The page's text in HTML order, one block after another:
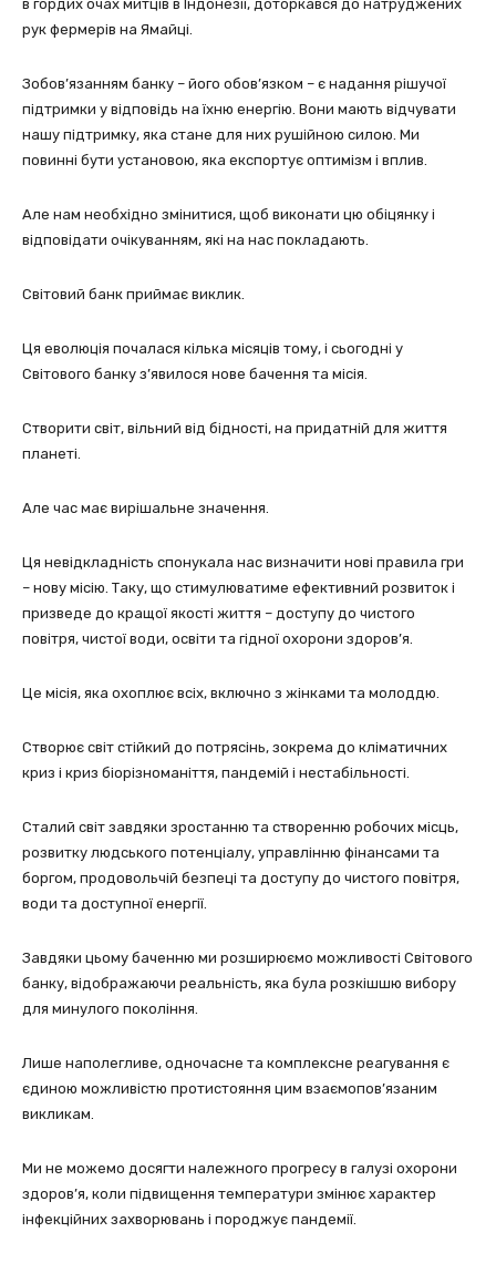
в гордих очах митців в Індонезії, доторкався до натруджених
рук фермерів на Ямайці.
Зобов’язанням банку – його обов’язком – є надання рішучої
підтримки у відповідь на їхню енергію. Вони мають відчувати
нашу підтримку, яка стане для них рушійною силою. Ми
повинні бути установою, яка експортує оптимізм і вплив.
Але нам необхідно змінитися, щоб виконати цю обіцянку і
відповідати очікуванням, які на нас покладають.
Світовий банк приймає виклик.
Ця еволюція почалася кілька місяців тому, і сьогодні у
Світового банку з’явилося нове бачення та місія.
Створити світ, вільний від бідності, на придатній для життя
планеті.
Але час має вирішальне значення.
Ця невідкладність спонукала нас визначити нові правила гри
– нову місію. Таку, що стимулюватиме ефективний розвиток і
призведе до кращої якості життя – доступу до чистого
повітря, чистої води, освіти та гідної охорони здоров’я.
Це місія, яка охоплює всіх, включно з жінками та молоддю.
Створює світ стійкий до потрясінь, зокрема до кліматичних
криз і криз біорізноманіття, пандемій і нестабільності.
Сталий світ завдяки зростанню та створенню робочих місць,
розвитку людського потенціалу, управлінню фінансами та
боргом, продовольчій безпеці та доступу до чистого повітря,
води та доступної енергії.
Завдяки цьому баченню ми розширюємо можливості Світового
банку, відображаючи реальність, яка була розкішшю вибору
для минулого покоління.
Лише наполегливе, одночасне та комплексне реагування є
єдиною можливістю протистояння цим взаємопов’язаним
викликам.
Ми не можемо досягти належного прогресу в галузі охорони
здоров’я, коли підвищення температури змінює характер
інфекційних захворювань і породжує пандемії.